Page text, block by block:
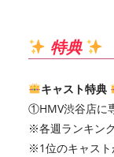
特典
キャスト特典
①HMV渋谷店に
※各週ランキン
※1位のキャスト